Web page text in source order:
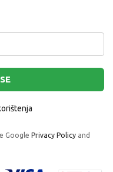
Google Privacy Policy and